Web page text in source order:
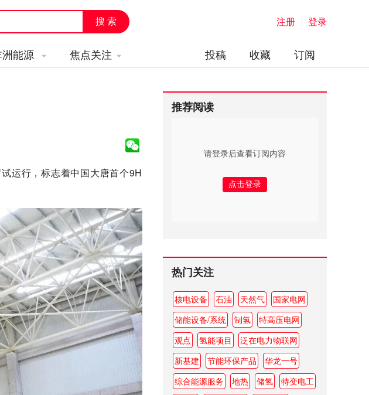
注册 登录
能源 焦点关注 订阅
收藏
投稿
运行，标志着中国大唐首个9H
推荐阅读
请登录后查看订阅内容
热门关注
核电设备 石油 天然气
国家电网
储能设备/系统
制氢
特高压电网
观点
氢能项目
泛在电力物联网
新基建
节能环保产品
华龙一号
综合能源服务
地热 储氢
特变电工